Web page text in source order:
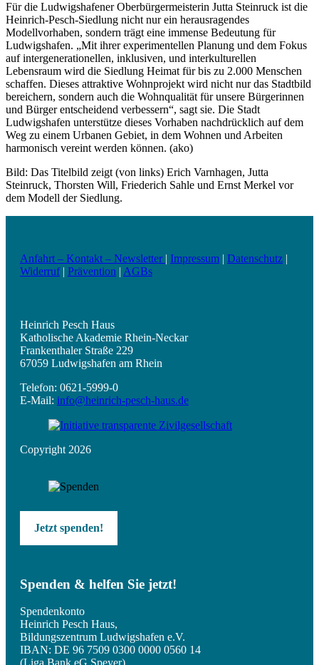
Für die Ludwigshafener Oberbürgermeisterin Jutta Steinruck ist die
Heinrich-Pesch-Siedlung nicht nur ein herausragendes
Modellvorhaben, sondern trägt eine immense Bedeutung für
Ludwigshafen. „Mit ihrer experimentellen Planung und dem Fokus
auf intergenerationellen, inklusiven, und interkulturellen
Lebensraum wird die Siedlung Heimat für bis zu 2.000 Menschen
schaffen. Dieses attraktive Wohnprojekt wird nicht nur das Stadtbild
bereichern, sondern auch die Wohnqualität für unsere Bürgerinnen
und Bürger entscheidend verbessern“, sagt sie. Die Stadt
Ludwigshafen unterstütze dieses Vorhaben nachdrücklich auf dem
Weg zu einem Urbanen Gebiet, in dem Wohnen und Arbeiten
harmonisch vereint werden können. (ako)
Bild: Das Titelbild zeigt (von links) Erich Varnhagen, Jutta
Steinruck, Thorsten Will, Friederich Sahle und Ernst Merkel vor
dem Modell der Siedlung.
Anfahrt – Kontakt – Newsletter | Impressum | Datenschutz |
Widerruf| Prävention | AGBs
Heinrich Pesch Haus
Katholische Akademie Rhein-Neckar
Frankenthaler Straße 229
67059 Ludwigshafen am Rhein
Telefon: 0621-5999-0
E-Mail: info@heinrich-pesch-haus.de
Copyright 2026
Jetzt spenden!
Spenden & helfen Sie jetzt!
Spendenkonto
Heinrich Pesch Haus,
Bildungszentrum Ludwigshafen e.V.
IBAN: DE 96 7509 0300 0000 0560 14